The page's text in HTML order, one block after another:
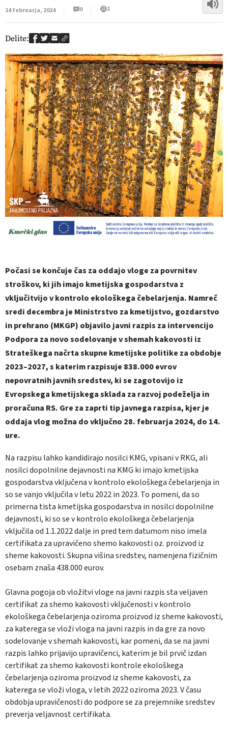
14 februarja, 2024
0 1
Delite:
Počasi se končuje čas za oddajo vloge za povrnitev
stroškov, ki jih imajo kmetijska gospodarstva z
vključitvijo v kontrolo ekološkega čebelarjenja. Namreč
sredi decembra je Ministrstvo za kmetijstvo, gozdarstvo
in prehrano (MKGP) objavilo javni razpis za intervencijo
Podpora za novo sodelovanje v shemah kakovosti iz
Strateškega načrta skupne kmetijske politike za obdobje
2023–2027, s katerim razpisuje 838.000 evrov
nepovratnih javnih sredstev, ki se zagotovijo iz
Evropskega kmetijskega sklada za razvoj podeželja in
proračuna RS. Gre za zaprti tip javnega razpisa, kjer je
oddaja vlog možna do vključno 28. februarja 2024, do 14.
ure.
Na razpisu lahko kandidirajo nosilci KMG, vpisani v RKG, ali
nosilci dopolnilne dejavnosti na KMG ki imajo kmetijska
gospodarstva vključena v kontrolo ekološkega čebelarjenja in
so se vanjo vključila v letu 2022 in 2023. To pomeni, da so
primerna tista kmetijska gospodarstva in nosilci dopolnilne
dejavnosti, ki so se v kontrolo ekološkega čebelarjenja
vključila od 1.1.2022 dalje in pred tem datumom niso imela
certifikata za upravičeno shemo kakovosti oz. proizvod iz
sheme kakovosti. Skupna višina sredstev, namenjena fizičnim
osebam znaša 438.000 eurov.
Glavna pogoja ob vložitvi vloge na javni razpis sta veljaven
certifikat za shemo kakovosti vključenosti v kontrolo
ekološkega čebelarjenja oziroma proizvod iz sheme kakovosti,
za katerega se vloži vloga na javni razpis in da gre za novo
sodelovanje v shemah kakovosti, kar pomeni, da se na javni
razpis lahko prijavijo upravičenci, katerim je bil prvič izdan
certifikat za shemo kakovosti kontrole ekološkega
čebelarjenja oziroma proizvod iz sheme kakovosti, za
katerega se vloži vloga, v letih 2022 oziroma 2023. V času
obdobja upravičenosti do podpore se za prejemnike sredstev
preverja veljavnost certifikata.